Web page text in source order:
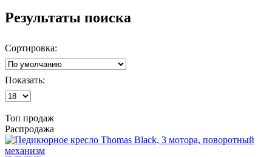
Результаты поиска
Сортировка:
Показать:
Топ продаж
Распродажа